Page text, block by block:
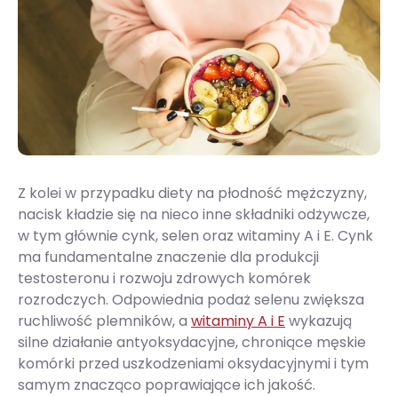
Z kolei w przypadku diety na płodność mężczyzny,
nacisk kładzie się na nieco inne składniki odżywcze,
w tym głównie cynk, selen oraz witaminy A i E. Cynk
ma fundamentalne znaczenie dla produkcji
testosteronu i rozwoju zdrowych komórek
rozrodczych. Odpowiednia podaż selenu zwiększa
ruchliwość plemników, a witaminy A i E wykazują
silne działanie antyoksydacyjne, chroniące męskie
komórki przed uszkodzeniami oksydacyjnymi i tym
samym znacząco poprawiające ich jakość.